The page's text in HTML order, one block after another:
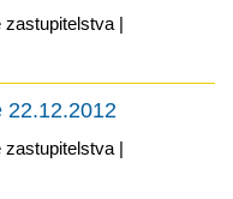
zastupitelstva |
22.12.2012
zastupitelstva |